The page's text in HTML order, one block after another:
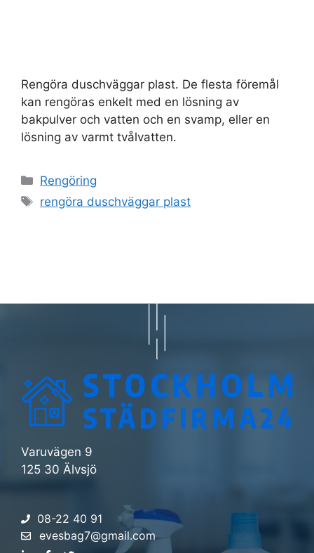
Rengöra duschväggar plast. De flesta föremål
kan rengöras enkelt med en lösning av
bakpulver och vatten och en svamp, eller en
lösning av varmt tvålvatten.
Kategorier
Rengöring
Etiketter
rengöra duschväggar plast
Varuvägen 9
125 30 Älvsjö
08-22 40 91
evesbag7@gmail.com